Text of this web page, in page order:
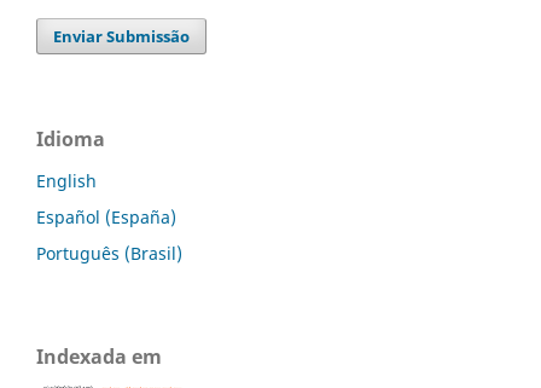
Enviar Submissão
Idioma
English
Español (España)
Português (Brasil)
Indexada em